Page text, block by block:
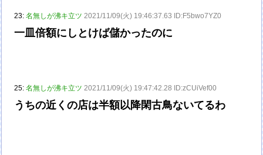
23:名無しが沸キ立ツ 2021/11/09(火) 19:46:37.63 ID:F5bwo7YZ0
一皿倍額にしとけば儲かったのに
25:名無しが沸キ立ツ 2021/11/09(火) 19:47:42.28 ID:zCUiVef00
うちの近くの店は半額以降閑古鳥ないてるわ